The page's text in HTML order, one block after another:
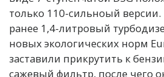
только 110-сильноый
ранее 1,4-литровый
новых экологических норм
заставили прикрутить к
сажевый фильтр, после чего